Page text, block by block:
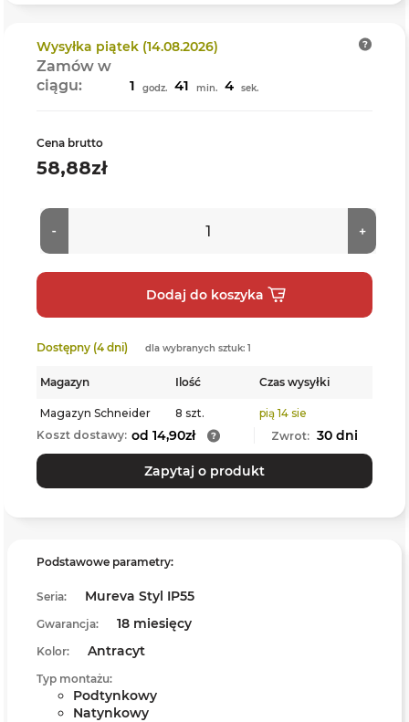
Wysyłka piątek (14.08.2026)
Zamów w
ciągu:
1 godz. 41 min. 4 sek.
Cena brutto
58,88zł
Dostępny (4 dni) dla wybranych sztuk: 1
Magazyn Ilość Czas wysyłki
Magazyn Schneider 8 szt.
pią 14 sie
Koszt dostawy: od 14,90zł Zwrot: 30 dni
Zapytaj o produkt
Podstawowe parametry:
Seria: Mureva Styl IP55
Gwarancja: 18 miesięcy
Kolor: Antracyt
Typ montażu:
Podtynkowy
Natynkowy